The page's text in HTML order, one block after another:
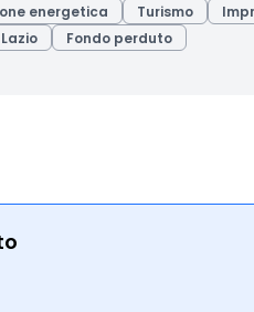
energetica Turismo
Lazio Fondo perduto